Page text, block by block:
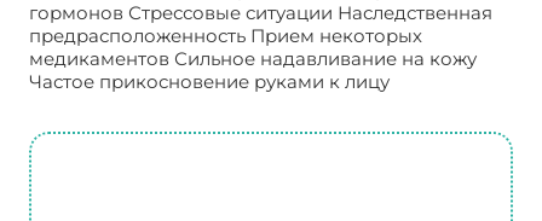
гормонов Стрессовые ситуации Наследственная
предрасположенность Прием некоторых
медикаментов Сильное надавливание на кожу
Частое прикосновение руками к лицу